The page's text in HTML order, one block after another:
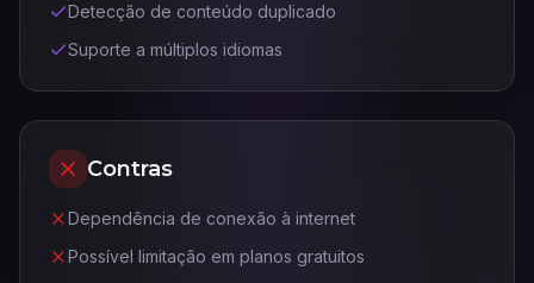
Detecção de conteúdo duplicado
Suporte a múltiplos idiomas
Contras
Dependência de conexão à internet
Possível limitação em planos gratuitos